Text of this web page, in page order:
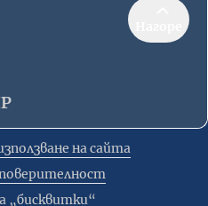
на сайта
„бисквитки“